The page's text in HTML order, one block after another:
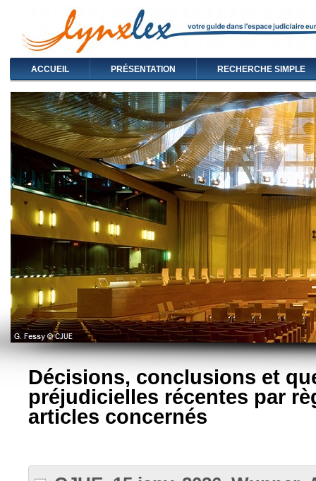
ACCUEIL PRÉSENTATION RECHERCHE SIMPLE
Décisions, conclusions et
préjudicielles récentes par
articles concernés